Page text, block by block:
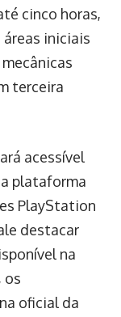
cinco horas,
áreas iniciais
terceira
acessível
plataforma
PlayStation
destacar
na
os
oficial da